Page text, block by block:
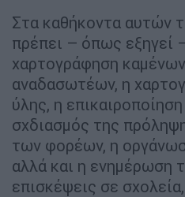
Στα καθήκοντα αυτών
πρέπει – όπως εξηγεί
χαρτογράφηση
αναδασωτέων, η
ύλης, η
σχδιασμός της
των φορέων, η
αλλά και η ενημέρωση
επισκέψεις σε